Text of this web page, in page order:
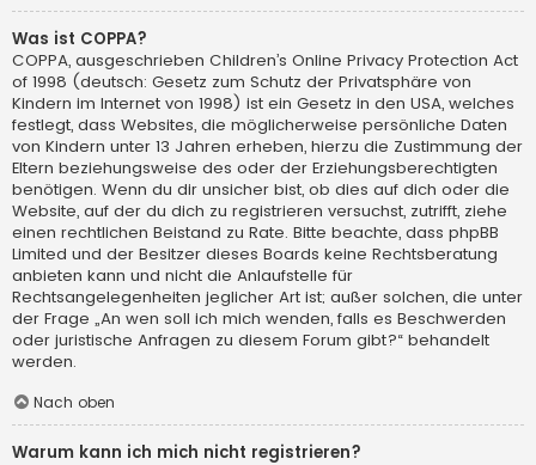
Was ist COPPA?
COPPA, ausgeschrieben Children’s Online Privacy Protection Act
of 1998 (deutsch: Gesetz zum Schutz der Privatsphäre von
Kindern im Internet von 1998) ist ein Gesetz in den USA, welches
festlegt, dass Websites, die möglicherweise persönliche Daten
von Kindern unter 13 Jahren erheben, hierzu die Zustimmung der
Eltern beziehungsweise des oder der Erziehungsberechtigten
benötigen. Wenn du dir unsicher bist, ob dies auf dich oder die
Website, auf der du dich zu registrieren versuchst, zutrifft, ziehe
einen rechtlichen Beistand zu Rate. Bitte beachte, dass phpBB
Limited und der Besitzer dieses Boards keine Rechtsberatung
anbieten kann und nicht die Anlaufstelle für
Rechtsangelegenheiten jeglicher Art ist; außer solchen, die unter
der Frage „An wen soll ich mich wenden, falls es Beschwerden
oder juristische Anfragen zu diesem Forum gibt?“ behandelt
werden.
Nach oben
Warum kann ich mich nicht registrieren?